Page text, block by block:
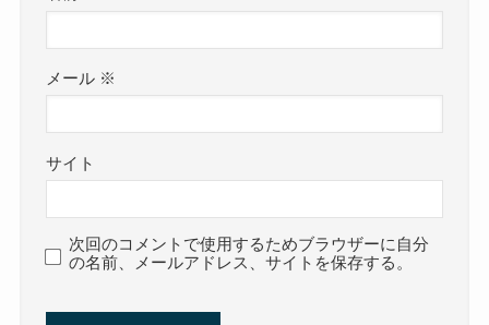
メール ※
サイト
次回のコメントで使用するためブラウザーに自分
の名前、メールアドレス、サイトを保存する。